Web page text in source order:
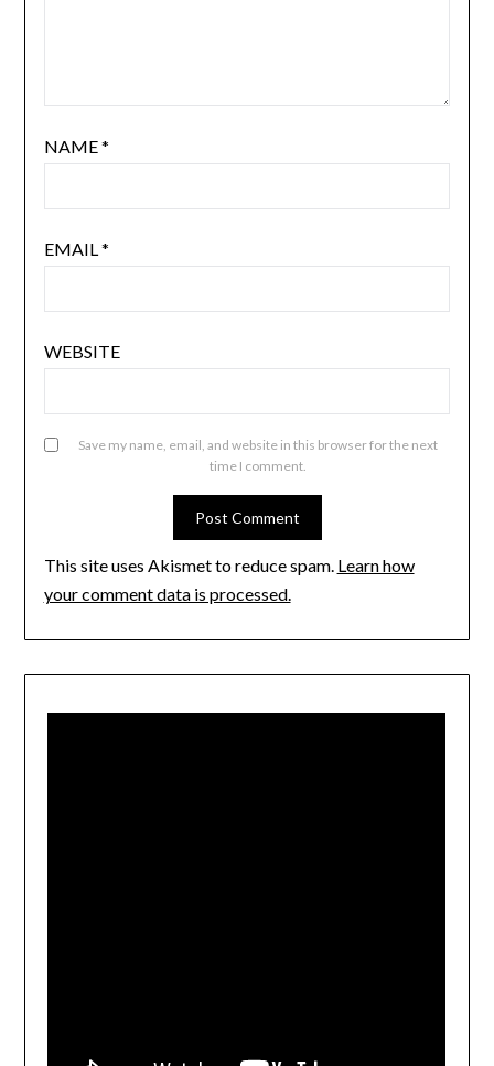
NAME*
EMAIL *
WEBSITE
Save my name, email, and website in this browser for the next
time I comment.
This site uses Akismet to reduce spam. Learn how
your comment data is processed.